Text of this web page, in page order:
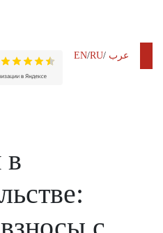
EN/RU/ عرب
в